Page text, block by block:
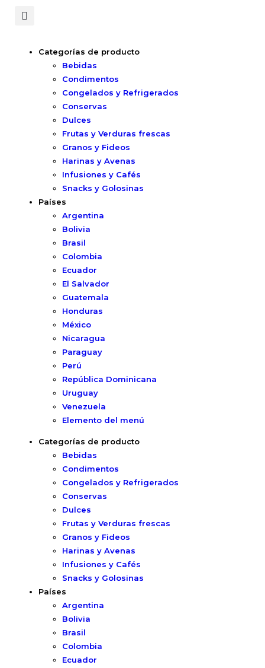
Categorías de producto
Bebidas
Condimentos
Congelados y Refrigerados
Conservas
Dulces
Frutas y Verduras frescas
Granos y Fideos
Harinas y Avenas
Infusiones y Cafés
Snacks y Golosinas
Países
Argentina
Bolivia
Brasil
Colombia
Ecuador
El Salvador
Guatemala
Honduras
México
Nicaragua
Paraguay
Perú
República Dominicana
Uruguay
Venezuela
Elemento del menú
Categorías de producto
Bebidas
Condimentos
Congelados y Refrigerados
Conservas
Dulces
Frutas y Verduras frescas
Granos y Fideos
Harinas y Avenas
Infusiones y Cafés
Snacks y Golosinas
Países
Argentina
Bolivia
Brasil
Colombia
Ecuador